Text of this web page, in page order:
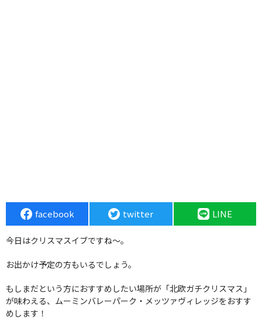
facebook twitter LINE
今日はクリスマスイブですね〜。
お出かけ予定の方もいるでしょう。
もしまだという方におすすめしたい場所が「北欧ガチクリスマス」
が味わえる、ムーミンバレーパーク・メッツァヴィレッジをおすす
めします！